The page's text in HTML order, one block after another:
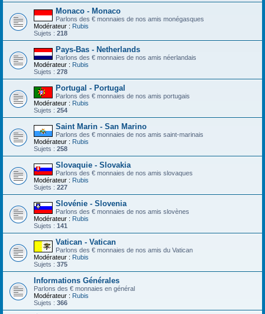
Monaco - Monaco
Parlons des € monnaies de nos amis monégasques
Modérateur : Rubis
Sujets : 218
Pays-Bas - Netherlands
Parlons des € monnaies de nos amis néerlandais
Modérateur : Rubis
Sujets : 278
Portugal - Portugal
Parlons des € monnaies de nos amis portugais
Modérateur : Rubis
Sujets : 254
Saint Marin - San Marino
Parlons des € monnaies de nos amis saint-marinais
Modérateur : Rubis
Sujets : 258
Slovaquie - Slovakia
Parlons des € monnaies de nos amis slovaques
Modérateur : Rubis
Sujets : 227
Slovénie - Slovenia
Parlons des € monnaies de nos amis slovènes
Modérateur : Rubis
Sujets : 141
Vatican - Vatican
Parlons des € monnaies de nos amis du Vatican
Modérateur : Rubis
Sujets : 375
Informations Générales
Parlons des € monnaies en général
Modérateur : Rubis
Sujets : 366